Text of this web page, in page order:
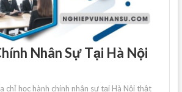
Nhân Sự Tại Hà Nội
chỉ học hành chính nhân sự tại Hà Nội thật